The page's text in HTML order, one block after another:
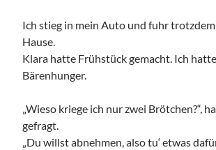
Ich stieg in mein Auto und fuhr
Hause.
Klara hatte Frühstück gemacht. Ich
Bärenhunger.
„Wieso kriege ich nur zwei Brötchen?“,
gefragt.
„Du willst abnehmen, also tu‘ etwas